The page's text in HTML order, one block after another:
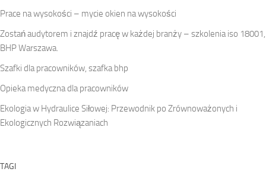
Prace na wysokości – mycie okien na wysokości
Zostań audytorem i znajdź pracę w każdej branży – szkolenia iso 18001,
BHP Warszawa.
Szafki dla pracowników, szafka bhp
Opieka medyczna dla pracowników
Ekologia w Hydraulice Siłowej: Przewodnik po Zrównoważonych i
Ekologicznych Rozwiązaniach
TAGI